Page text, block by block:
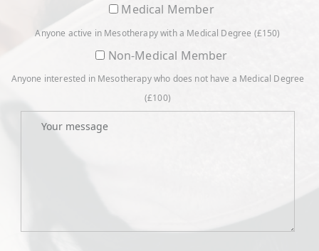
Medical Member
Anyone active in Mesotherapy with a Medical Degree (£150)
Non-Medical Member
Anyone interested in Mesotherapy who does not have a Medical Degree
(£100)